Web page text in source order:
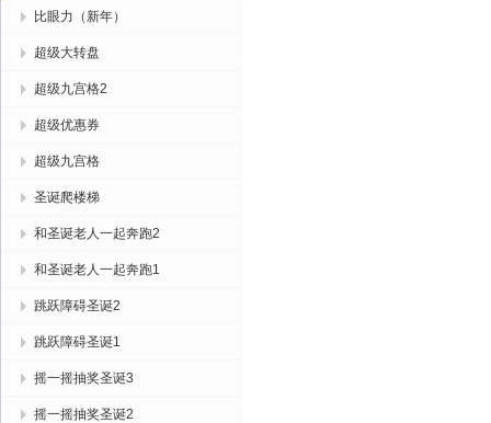
比眼力（新年）
超级大转盘
超级九宫格2
超级优惠券
超级九宫格
圣诞爬楼梯
和圣诞老人一起奔跑2
和圣诞老人一起奔跑1
跳跃障碍圣诞2
跳跃障碍圣诞1
摇一摇抽奖圣诞3
摇一摇抽奖圣诞2